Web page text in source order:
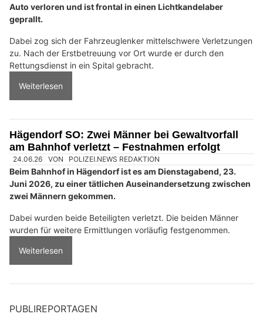
Auto verloren und ist frontal in einen Lichtkandelaber
geprallt.
Dabei zog sich der Fahrzeuglenker mittelschwere Verletzungen
zu. Nach der Erstbetreuung vor Ort wurde er durch den
Rettungsdienst in ein Spital gebracht.
Weiterlesen
Hägendorf SO: Zwei Männer bei Gewaltvorfall
am Bahnhof verletzt – Festnahmen erfolgt
24.06.26 VON POLIZEI.NEWS REDAKTION
Beim Bahnhof in Hägendorf ist es am Dienstagabend, 23.
Juni 2026, zu einer tätlichen Auseinandersetzung zwischen
zwei Männern gekommen.
Dabei wurden beide Beteiligten verletzt. Die beiden Männer
wurden für weitere Ermittlungen vorläufig festgenommen.
Weiterlesen
PUBLIREPORTAGEN